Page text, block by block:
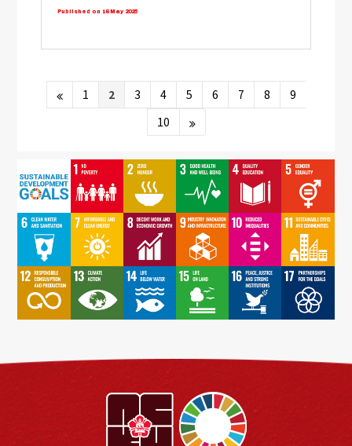
Published on 16 May 2025
1 2 3 4 5 6 7 8
9
10